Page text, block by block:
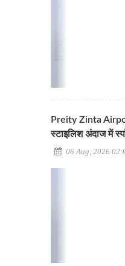
Preity Zinta
स्टाइलिश अंदाज में
06 Aug, 2026